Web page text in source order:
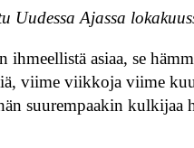
Uudessa Ajassa
ihmeellistä asiaa, se
viime viikkoja viime
suurempaakin kulkijaa